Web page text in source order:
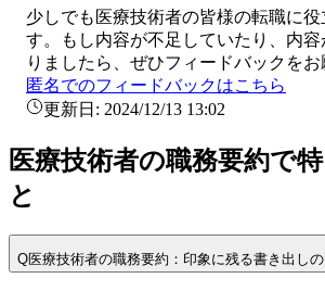
少しでも 医療技術者の皆様の転職に
す。もし内容が不足していたり、内
りましたら、ぜひフィードバックをお
匿名でのフィードバックはこちら
更新日: 2024/12/13 13:02
医療技術者の職務要約で
と
Q医療技術者の職務要約：印象に残る書き出し